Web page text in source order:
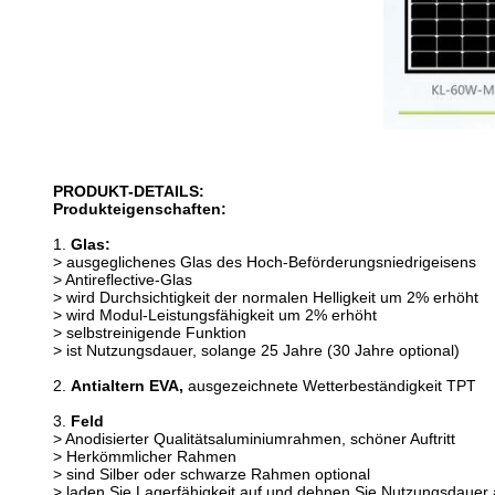
PRODUKT-DETAILS:
Produkteigenschaften:
1. Glas:
> ausgeglichenes Glas des Hoch-Beförderungsniedrigeisens
> Antireflective-Glas
> wird Durchsichtigkeit der normalen Helligkeit um 2% erhöht
> wird Modul-Leistungsfähigkeit um 2% erhöht
> selbstreinigende Funktion
> ist Nutzungsdauer, solange 25 Jahre (30 Jahre optional)
2. Antialtern EVA, ausgezeichnete Wetterbeständigkeit TPT
3. Feld
> Anodisierter Qualitätsaluminiumrahmen, schöner Auftritt
> Herkömmlicher Rahmen
> sind Silber oder schwarze Rahmen optional